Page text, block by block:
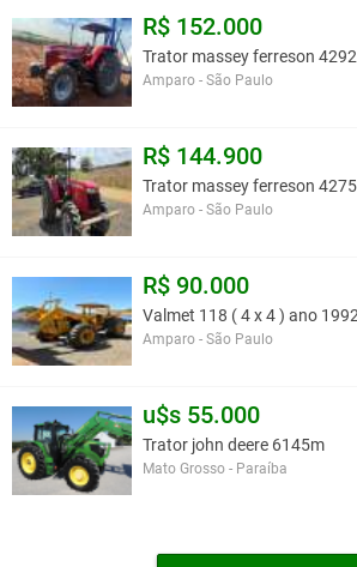
R$ 152.000
Trator massey ferreson
Amparo - São Paulo
R$ 144.900
Trator massey ferreson
Amparo - São Paulo
R$ 90.000
Valmet 118 ( 4 x 4 ) ano
Amparo - São Paulo
u$s 55.000
Trator john deere 6145m
Mato Grosso - Paraíba